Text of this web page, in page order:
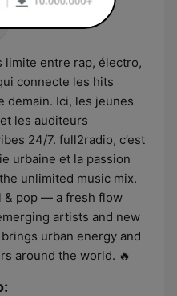
entre rap, électro,
connecte les hits
demain. Ici, les jeunes
les auditeurs
24/7. full2radio, c’est
urbaine et la passion
unlimited music mix.
& pop — a fresh flow
artists and new
urban energy and
around the world. 🔥